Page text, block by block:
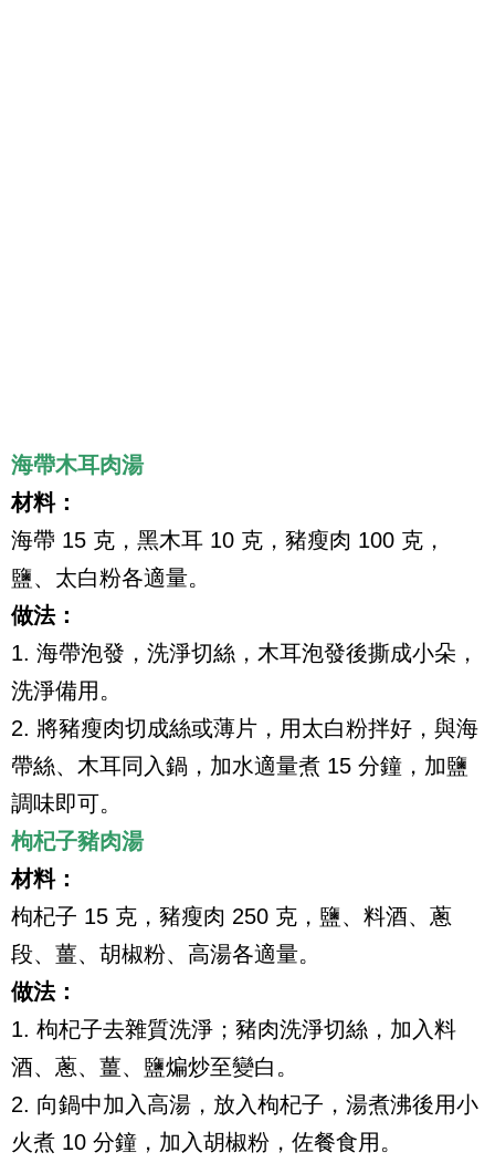
海帶木耳肉湯
材料：
海帶 15 克，黑木耳 10 克，豬瘦肉 100 克，
鹽、太白粉各適量。
做法：
1. 海帶泡發，洗淨切絲，木耳泡發後撕成小朵，
洗淨備用。
2. 將豬瘦肉切成絲或薄片，用太白粉拌好，與海
帶絲、木耳同入鍋，加水適量煮 15 分鐘，加鹽
調味即可。
枸杞子豬肉湯
材料：
枸杞子 15 克，豬瘦肉 250 克，鹽、料酒、蔥
段、薑、胡椒粉、高湯各適量。
做法：
1. 枸杞子去雜質洗淨；豬肉洗淨切絲，加入料
酒、蔥、薑、鹽煸炒至變白。
2. 向鍋中加入高湯，放入枸杞子，湯煮沸後用小
火煮 10 分鐘，加入胡椒粉，佐餐食用。